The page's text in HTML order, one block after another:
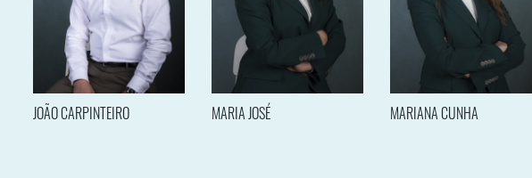
JOÃO CARPINTEIRO MARIA JOSÉ MARIANA CUNHA